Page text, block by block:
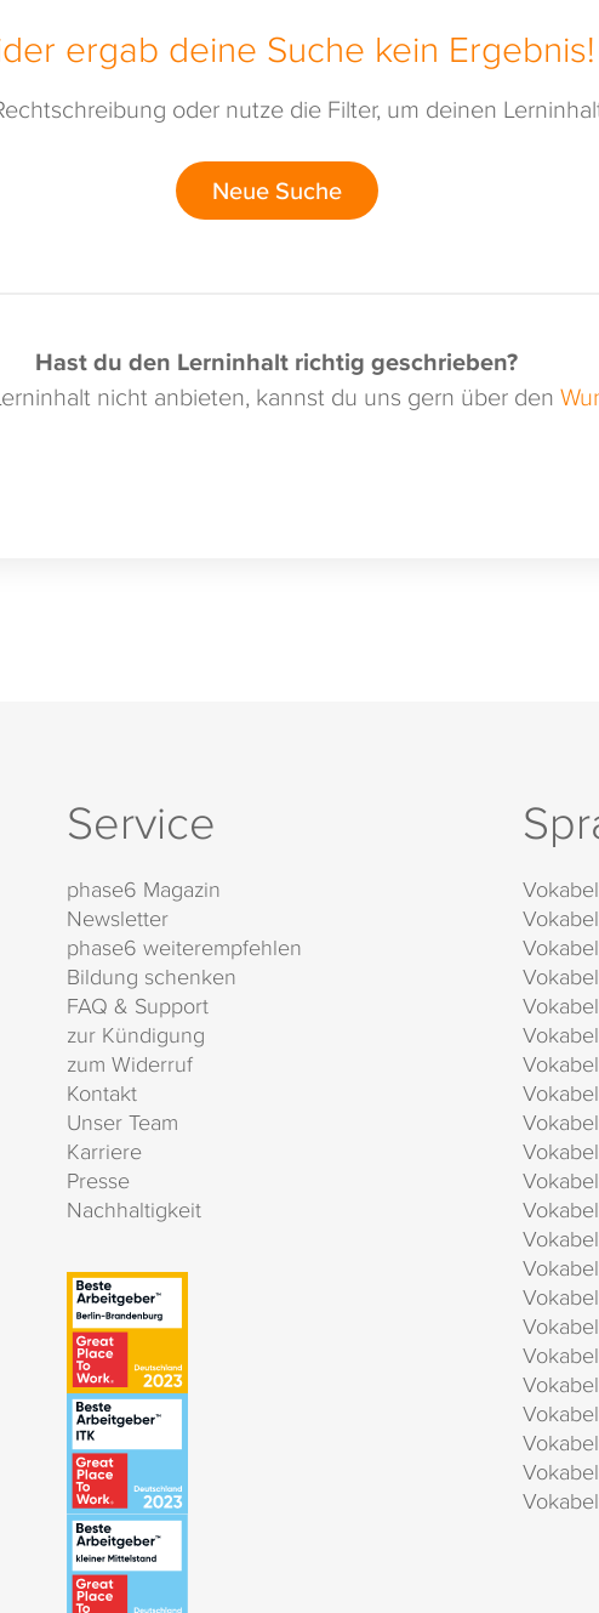
ergab deine Suche kein Ergebnis!
oder nutze die Filter, um deinen
Neue Suche
Hast du den Lerninhalt richtig geschrieben?
nicht anbieten, kannst du uns gern über den
Service
phase6 Magazin
Newsletter
phase6 weiterempfehlen
Bildung schenken
FAQ & Support
zur Kündigung
zum Widerruf
Kontakt
Unser Team
Karriere
Presse
Nachhaltigkeit